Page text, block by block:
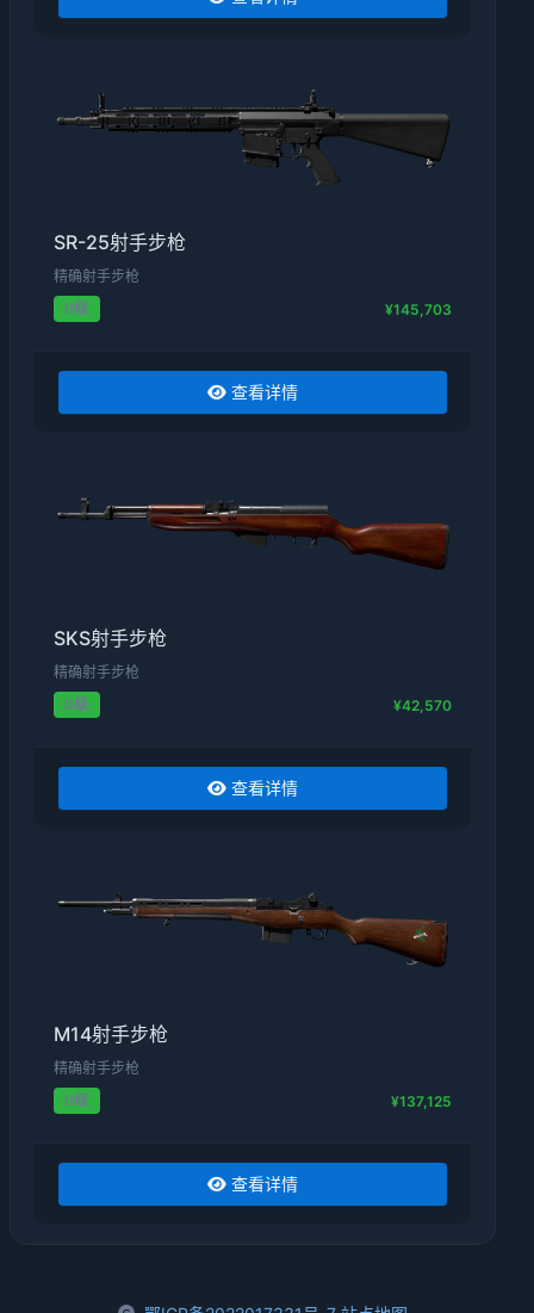
SR-25射手步枪
精确射手步枪
0级
¥145,703
查看详情
SKS射手步枪
精确射手步枪
0级
¥42,570
查看详情
M14射手步枪
精确射手步枪
0级
¥137,125
查看详情